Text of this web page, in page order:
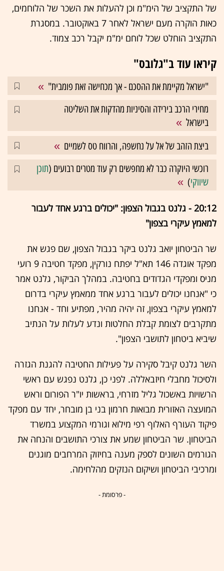
של התקציב של הימ"מ וכן להעלות את השכר של הלוחמים,
כאות הוקרה מעם ישראל לאחר 7 באוקטובר. במסגרת
התקציב הוחלט שכל לוחם ימ"מ יקבל רכב צמוד.
קיראו עוד ב"גלובס"
"ישראל מקיימת את ההסכם - אך מכחישה זאת פומבית"
מחירי הרכב בירידה והסיניות מהדקות את השליטה
בישראל
ביצת הזהב של אל על נחשפה, והרווח טס לשמיים
רוכשי היוקרה כבר לא מחפשים רק עוד מטרים רבועים (תוכן
שיווקי)
20:12 - גלנט בגבול הצפון: "יכולים ברגע אחד לעבור
למאמץ עיקרי בצפון"
שר הביטחון יואב גלנט ביקר בגבול הצפון, שם פגש את
מפקד אוגדה 146 תא"ל יפתח נורקין, מפקד חטיבה 9 רועי
מניס ומפקדי הגדודים בחטיבה. במהלך הביקור, גלנט אמר
כי "אנחנו יכולים לעבור ברגע אחד ממאמץ עיקרי בדרום
למאמץ עיקרי בצפון, זה יהיה מהיר, מפתיע וחד - אנחנו
מתקרבים לצומת קבלת החלטות ונדע לעלות על הנתיב
שיביא ביטחון לתושבי הצפון".
השר גלנט קיבל סקירה על פעילות החטיבה להגנת הגזרה
ולסיכול מחבלי חיזבאללה. לפני כן, גלנט נפגש עם ראשי
הרשויות באשכול גליל מזרחי, בראשות יו"ר הפורום וראש
המועצה האזורית מבואות חרמון בני בן מובחר, יחד עם מפקד
פיקוד העורף האלוף רפי מילוא וגורמי המקצוע במשרד
הביטחון. שר הביטחון שמע את צורכי התושבים והנחה את
הגורמים השונים לספק מענה בחיזוק המרחבים מוגנים
ומרכיבי הביטחון ושיקום הנזקים מהלחימה.
- פרסומת -